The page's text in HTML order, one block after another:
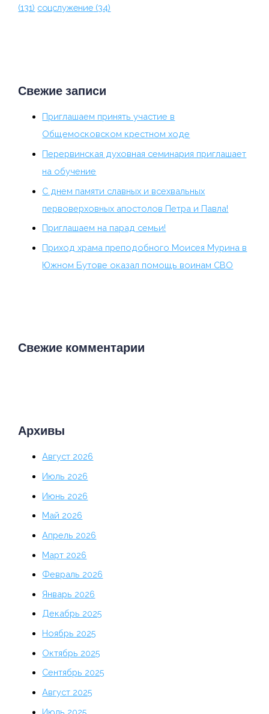
(131) соцслужение (34)
Свежие записи
Приглашаем принять участие в
Общемосковском крестном ходе
Перервинская духовная семинария приглашает
на обучение
С днем памяти славных и всехвальных
первоверховных апостолов Петра и Павла!
Приглашаем на парад семьи!
Приход храма преподобного Моисея Мурина в
Южном Бутове оказал помощь воинам СВО
Свежие комментарии
Архивы
Август 2026
Июль 2026
Июнь 2026
Май 2026
Апрель 2026
Март 2026
Февраль 2026
Январь 2026
Декабрь 2025
Ноябрь 2025
Октябрь 2025
Сентябрь 2025
Август 2025
Июль 2025